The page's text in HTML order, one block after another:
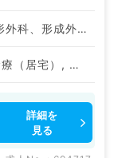
神経内科、心療内科、整形外科、形成外科、美容外科、脳神経外科、呼吸器外科、心臓血管外科、小児外科、一般内科、循環器内科、呼吸器内科、消化器内科、内分泌・代謝内科、腎臓内科、老年内科、外科系全般、一般外科、消化器外科、乳腺外科、スポーツ整形外科、大腸・肛門外科、脊髄・脊椎外科
訪問診療（施設）, 訪問診療（居宅）, その他
詳細を
見る